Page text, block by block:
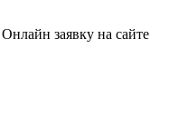
заявку на сайте